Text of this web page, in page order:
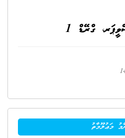
ގްރޭޑް 1
މަޢުލޫމާތު